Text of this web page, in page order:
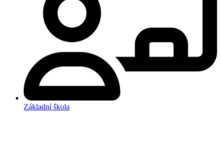
Základní škola